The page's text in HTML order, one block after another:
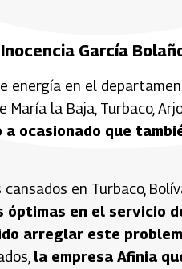
García
energía en el
María la Baja, Turbaco,
a ocasionado que
cansados en Turbaco,
óptimas en el servicio
arreglar este
la empresa Afinia